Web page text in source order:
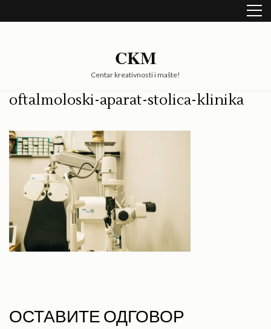
to
CKM
Centar kreativnosti i mašte!
oftalmoloski-aparat-stolica-klinika
ОСТАВИТЕ ОДГОВОР